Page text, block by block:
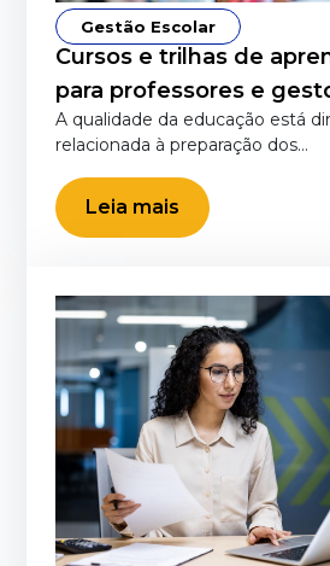
Gestão Escolar
Cursos e trilhas de
para professores e
A qualidade da educação está
relacionada à preparação dos…
Leia mais